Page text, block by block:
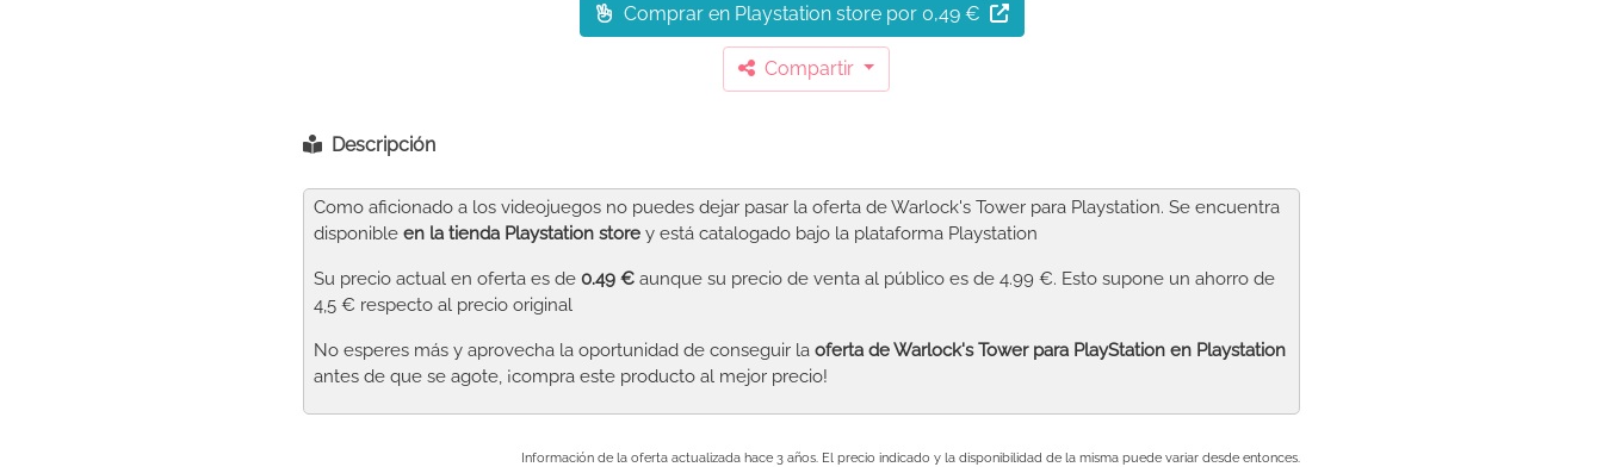
Comprar en Playstation store por 0,49 €
Compartir
Descripción
Como aficionado a los videojuegos no puedes dejar pasar la oferta de Warlock's Tower para Playstation. Se encuentra
disponible en la tienda Playstation store y está catalogado bajo la plataforma Playstation
Su precio actual en oferta es de 0.49 € aunque su precio de venta al público es de 4.99 €. Esto supone un ahorro de
4,5 € respecto al precio original
No esperes más y aprovecha la oportunidad de conseguir la oferta de Warlock's Tower para PlayStation en Playstation
antes de que se agote, ¡compra este producto al mejor precio!
Información de la oferta actualizada hace 3 años. El precio indicado y la disponibilidad de la misma puede variar desde entonces.